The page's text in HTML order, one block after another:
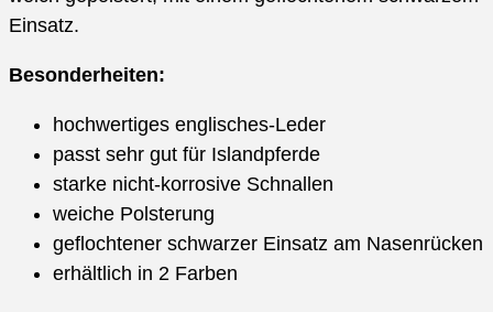
Einsatz.
Besonderheiten:
hochwertiges englisches-Leder
passt sehr gut für Islandpferde
starke nicht-korrosive Schnallen
weiche Polsterung
geflochtener schwarzer Einsatz am Nasenrücken
erhältlich in 2 Farben